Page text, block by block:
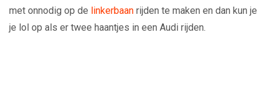
met onnodig op de linkerbaan rijden te maken en dan kun je
je lol op als er twee haantjes in een Audi rijden.